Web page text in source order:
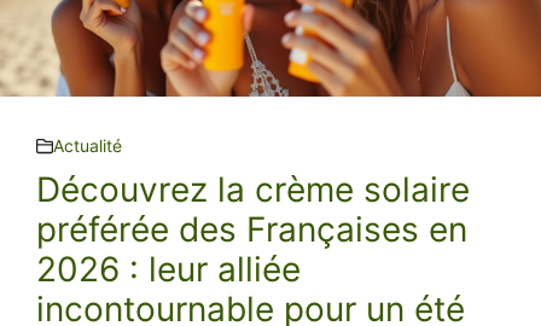
Actualité
Découvrez la crème solaire
préférée des Françaises en
2026 : leur alliée
incontournable pour un été